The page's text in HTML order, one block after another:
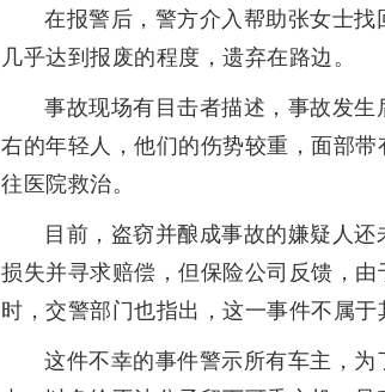
在报警后，警方介入帮助张女士
几乎达到报废的程度，遗弃在路边。
事故现场有目击者描述，事故发
右的年轻人，他们的伤势较重，面部
往医院救治。
目前，盗窃并酿成事故的嫌疑人
损失并寻求赔偿，但保险公司反馈，
时，交警部门也指出，这一事件不属于
这件不幸的事件警示所有车主，